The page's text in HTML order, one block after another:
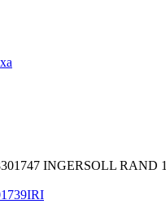
INGERSOLL RAND